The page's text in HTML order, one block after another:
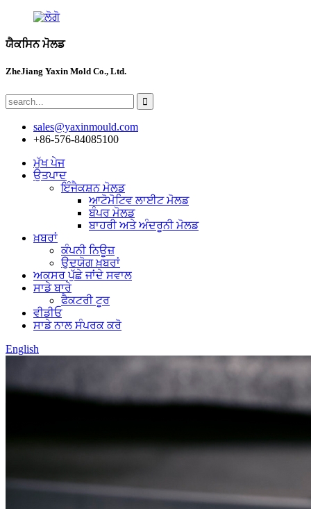
ਯੈਕਸਿਨ ਮੋਲਡ
ZheJiang Yaxin Mold Co., Ltd.
sales@yaxinmould.com
+86-576-84085100
ਮੁੱਖ ਪੇਜ
ਉਤਪਾਦ
ਇੰਜੈਕਸ਼ਨ ਮੋਲਡ
ਆਟੋਮੋਟਿਵ ਲਾਈਟ ਮੋਲਡ
ਬੰਪਰ ਮੋਲਡ
ਬਾਹਰੀ ਅਤੇ ਅੰਦਰੂਨੀ ਮੋਲਡ
ਖ਼ਬਰਾਂ
ਕੰਪਨੀ ਨਿਊਜ਼
ਉਦਯੋਗ ਖ਼ਬਰਾਂ
ਅਕਸਰ ਪੁੱਛੇ ਜਾਂਦੇ ਸਵਾਲ
ਸਾਡੇ ਬਾਰੇ
ਫੈਕਟਰੀ ਟੂਰ
ਵੀਡੀਓ
ਸਾਡੇ ਨਾਲ ਸੰਪਰਕ ਕਰੋ
English